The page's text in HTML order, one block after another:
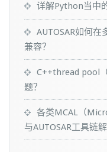
详解Python当中
AUTOSAR如何
兼容？
C++thread pool
题？
各类MCAL（
与AUTOSAR工具链解